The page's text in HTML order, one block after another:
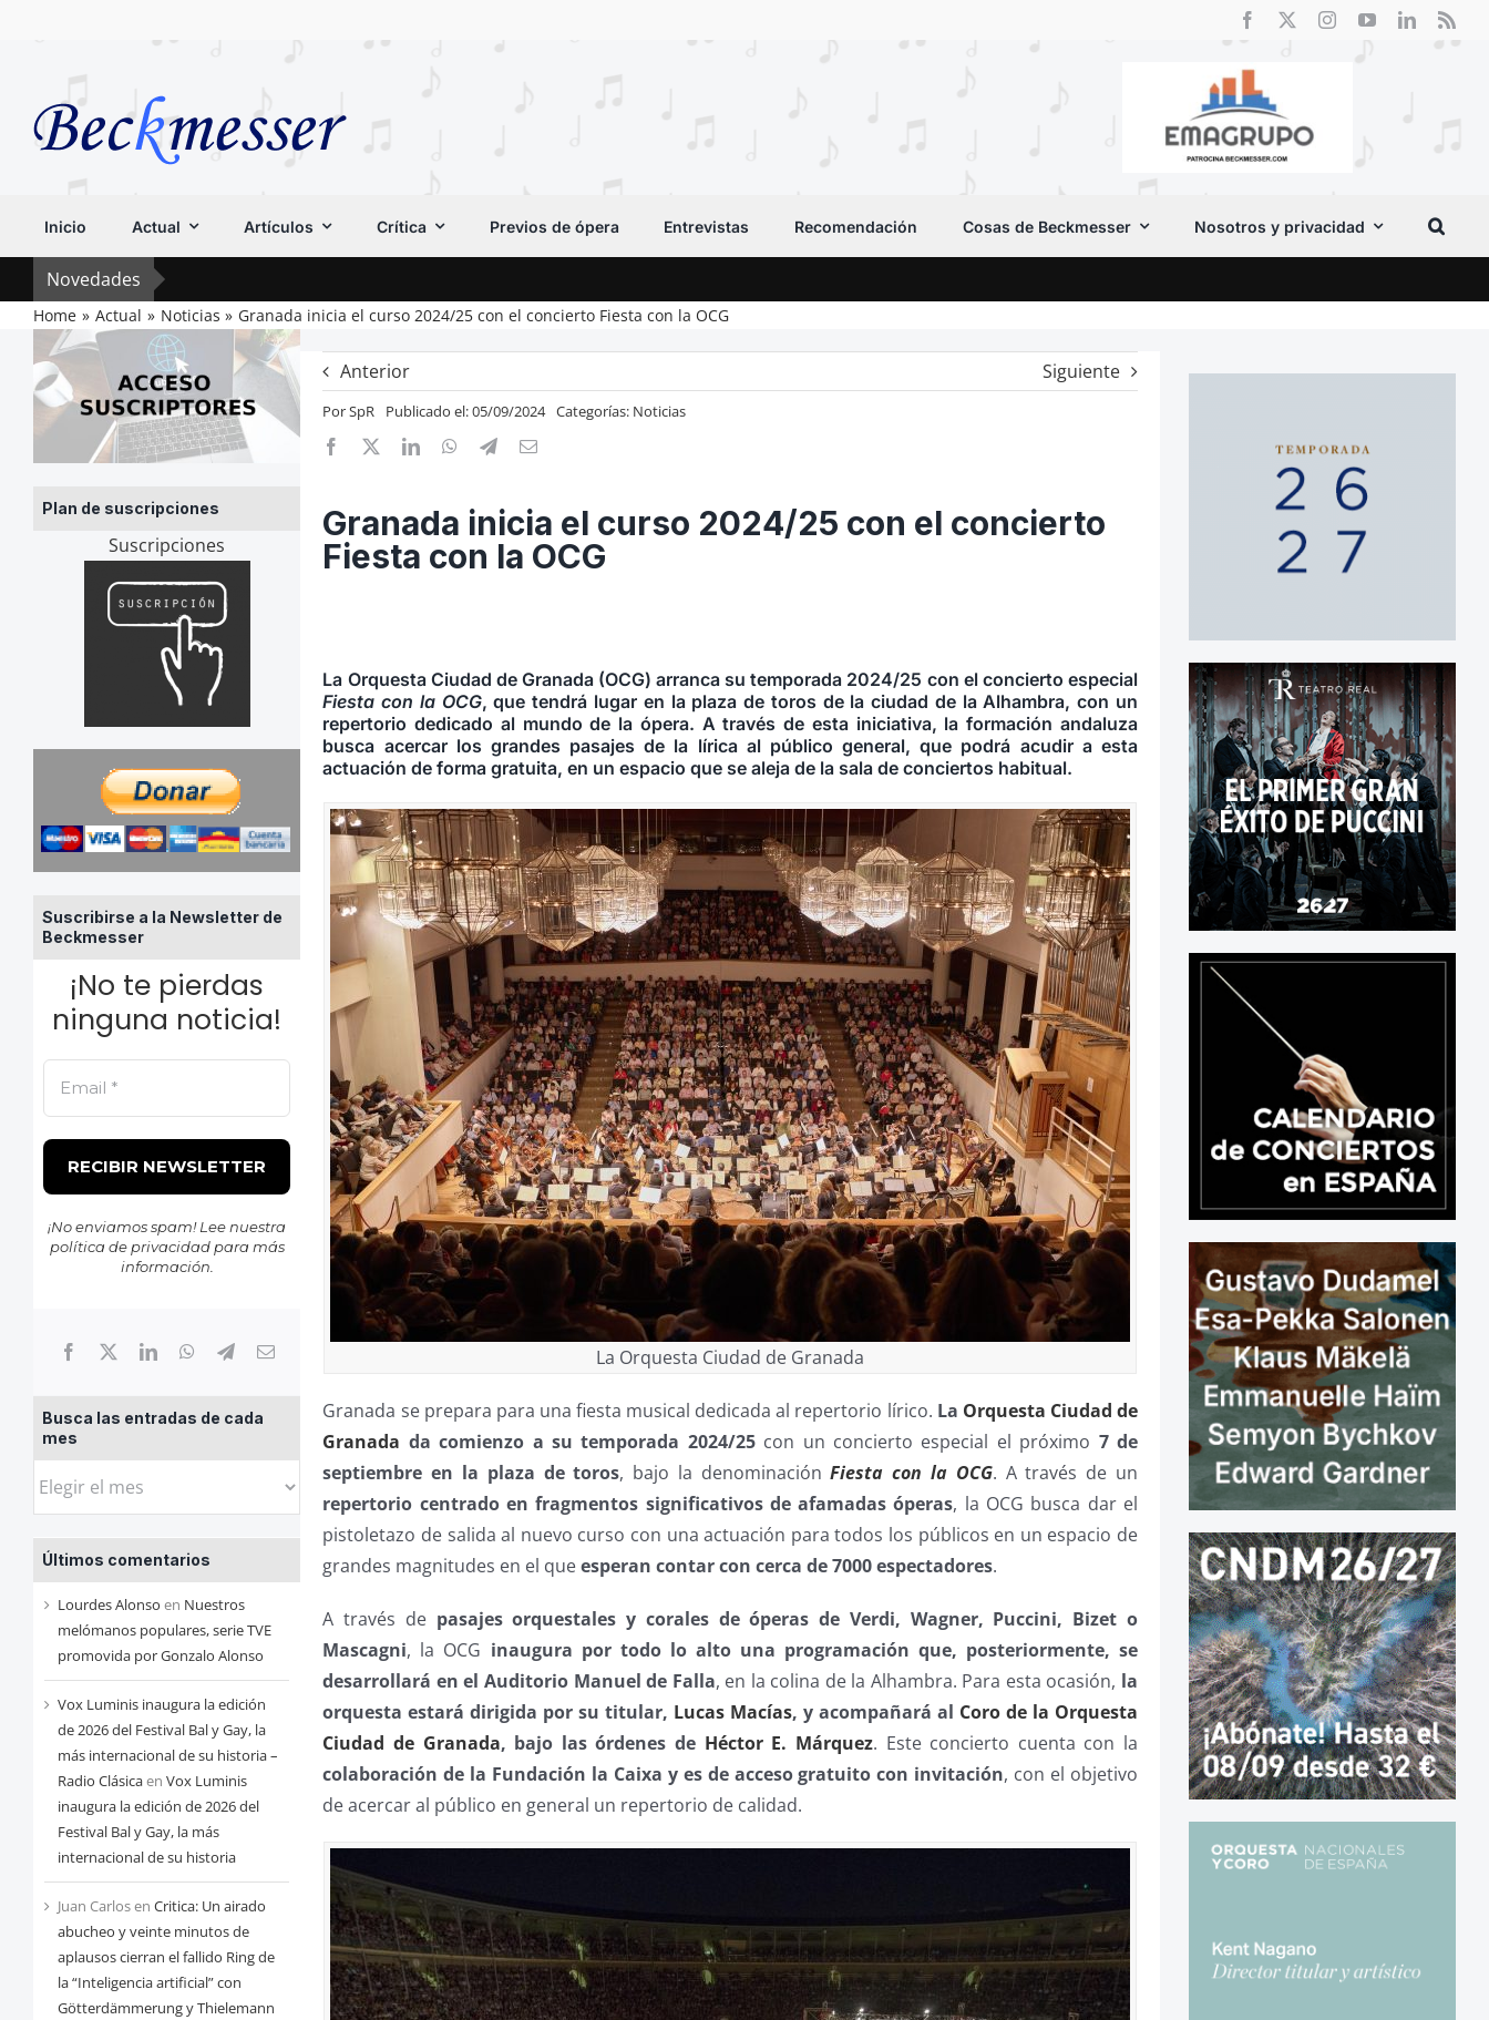
Inicio Actual Artículos Crítica Previos de ópera Entrevistas Recomendación Cosas de Beckmesser Nosotros y privacidad
Novedades
Home Actual Noticias Granada inicia el curso 2024/25 con el concierto Fiesta con la OCG
Plan de suscripciones
Suscripciones
Suscribirse a la Newsletter de
Beckmesser
¡No te pierdas
ninguna noticia!
¡No enviamos spam! Lee nuestra
política de privacidadpara más
información.
Busca las entradas de cada
mes
Busca
entradas
de
cada
mes
Últimos comentarios
Lourdes Alonso en Nuestros
melómanos populares, serie TVE
promovida por Gonzalo Alonso
Vox Luminis inaugura la edición
de 2026 del Festival Bal y Gay, la
más internacional de su historia –
Radio Clásicaen Vox Luminis
inaugura la edición de 2026 del
Festival Bal y Gay, la más
internacional de su historia
Juan Carlosen Critica: Un airado
abucheo y veinte minutos de
aplausos cierran el fallido Ring de
la “Inteligencia artificial” con
Götterdämmerung y Thielemann
Anterior Siguiente
PorSpR Publicado el: 05/09/2024 Categorías: Noticias
Granada inicia el curso 2024/25 con el concierto
Fiesta con la OCG
La Orquesta Ciudad de Granada (OCG) arranca su temporada 2024/25 con el concierto especial
Fiesta con la OCG, que tendrá lugar en la plaza de toros de la ciudad de la Alhambra, con un
repertorio dedicado al mundo de la ópera. A través de esta iniciativa, la formación andaluza
busca acercar los grandes pasajes de la lírica al público general, que podrá acudir a esta
actuación de forma gratuita, en un espacio que se aleja de la sala de conciertos habitual.
La Orquesta Ciudad de Granada
Granada se prepara para una fiesta musical dedicada al repertorio lírico. La Orquesta Ciudad de
Granada da comienzo a su temporada 2024/25con un concierto especial el próximo 7 de
septiembre en la plaza de toros, bajo la denominaciónFiesta con la OCG. A través de un
repertorio centrado en fragmentos significativos de afamadas óperas, la OCG busca dar el
pistoletazo de salida al nuevo curso con una actuación para todos los públicos en un espacio de
grandes magnitudes en el queesperan contar con cerca de 7000 espectadores.
A través de pasajes orquestales y corales de óperas de Verdi, Wagner, Puccini, Bizet o
Mascagni, la OCG inaugura por todo lo alto una programación que, posteriormente, se
desarrollará en el Auditorio Manuel de Falla, en la colina de la Alhambra. Para esta ocasión, la
orquesta estará dirigida por su titular, Lucas Macías, y acompañará al Coro de la Orquesta
Ciudad de Granada, bajo las órdenes de Héctor E. Márquez. Este concierto cuenta con la
colaboración de la Fundación la Caixa y es de acceso gratuito con invitación, con el objetivo
de acercar al público en general un repertorio de calidad.